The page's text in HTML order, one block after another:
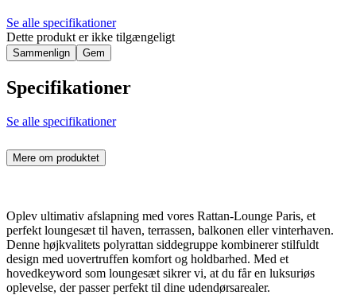
Se alle specifikationer
Dette produkt er ikke tilgængeligt
Sammenlign Gem
Specifikationer
Se alle specifikationer
Mere om produktet
Oplev ultimativ afslapning med vores Rattan-Lounge Paris, et
perfekt loungesæt til haven, terrassen, balkonen eller vinterhaven.
Denne højkvalitets polyrattan siddegruppe kombinerer stilfuldt
design med uovertruffen komfort og holdbarhed. Med et
hovedkeyword som loungesæt sikrer vi, at du får en luksuriøs
oplevelse, der passer perfekt til dine udendørsarealer.